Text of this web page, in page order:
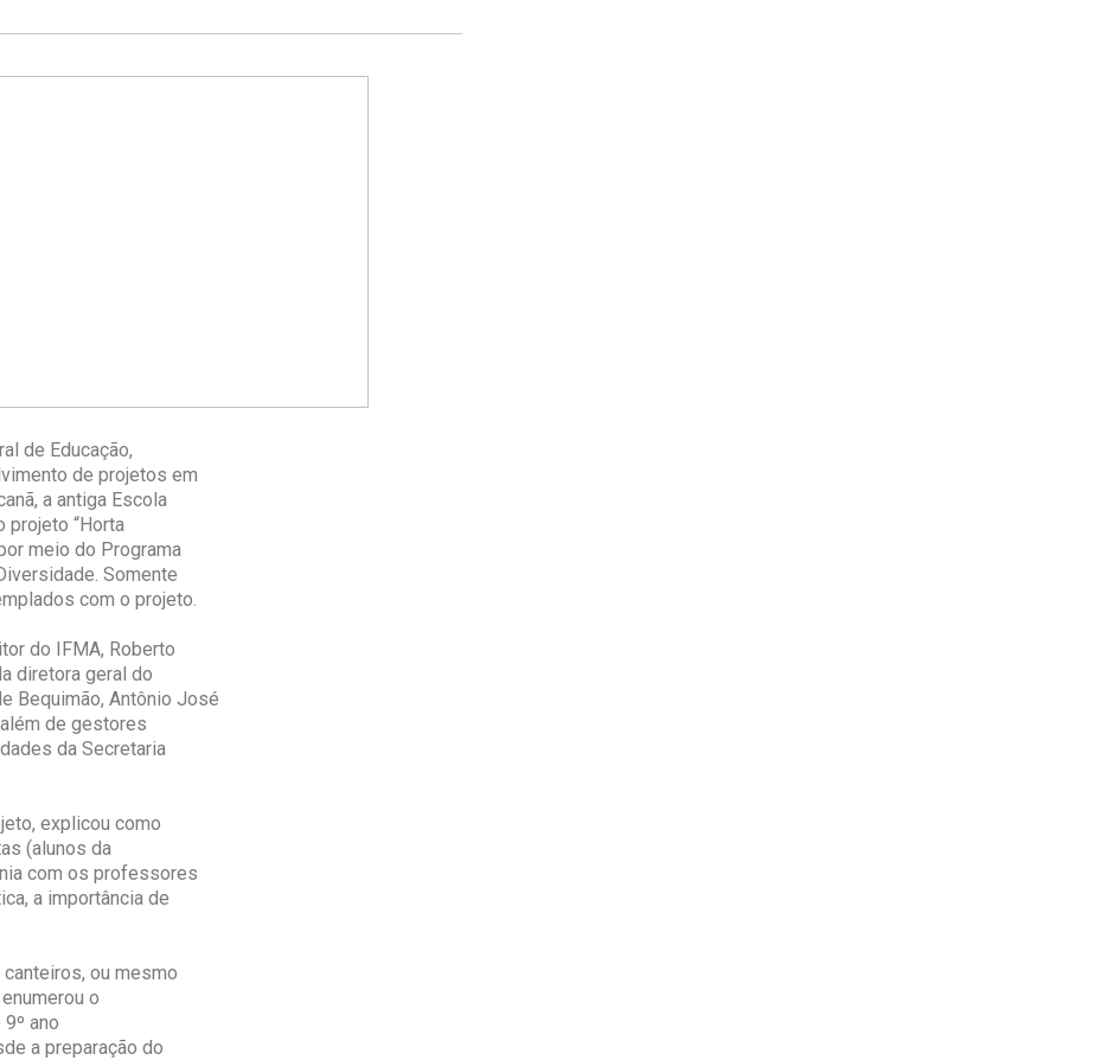
de Educação,
de projetos em
a antiga Escola
projeto “Horta
meio do Programa
Somente
com o projeto.
do IFMA, Roberto
diretora geral do
Bequimão, Antônio José
de gestores
da Secretaria
explicou como
(alunos da
com os professores
a importância de
ou mesmo
o
ano
a preparação do